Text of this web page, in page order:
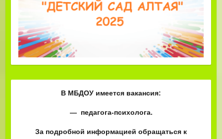
В МБДОУ имеется вакансия:
— педагога-психолога.
За подробной информацией обращаться к